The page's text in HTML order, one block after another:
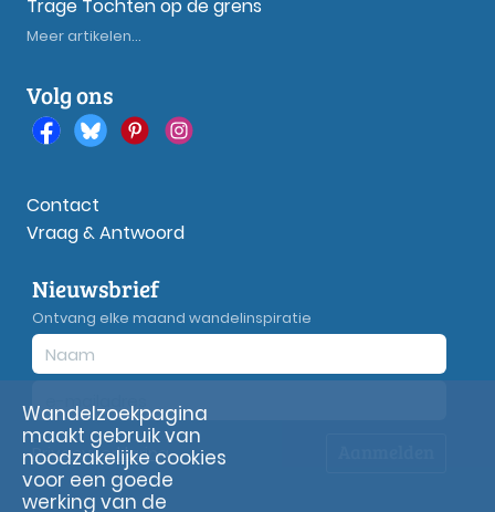
Trage Tochten op de grens
Meer artikelen...
Volg ons
Contact
Vraag & Antwoord
Nieuwsbrief
Ontvang elke maand wandelinspiratie
Privacyverklaring
Wandelzoekpagina
maakt gebruik van
noodzakelijke cookies
voor een goede
werking van de